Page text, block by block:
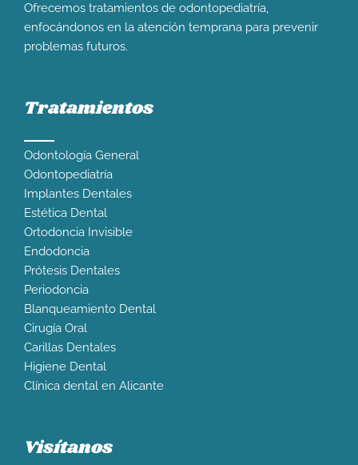
Ofrecemos tratamientos de odontopediatría,
enfocándonos en la atención temprana para prevenir
problemas futuros.
Tratamientos
Odontología General
Odontopediatría
Implantes Dentales
Estética Dental
Ortodoncia Invisible
Endodoncia
Prótesis Dentales
Periodoncia
Blanqueamiento Dental
Cirugía Oral
Carillas Dentales
Higiene Dental
Clínica dental en Alicante
Visítanos